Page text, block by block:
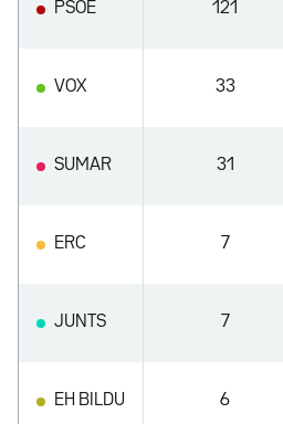
PSOE 121
VOX 33
SUMAR 31
ERC 7
JUNTS 7
EH BILDU 6